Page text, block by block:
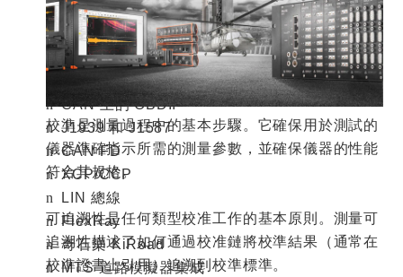
可以捕獲數據並將其與其他數據源（如類比、視
頻、GNSS等）並行同步。Dewesoft X支援的汽
車介面包括：
總線
n CAN上的OBDII
n J1939和J1587
n CAN FD
n XCP/CCP
n LIN 總線
n FlexRay
n 奇石樂KiRoad
n MTS道路模擬器集成
校準是測量過程中的基本步驟。它確保用於測試的
儀器準確指示所需的測量參數，並確保儀器的性能
符合其規格。
可追溯性是任何類型校准工作的基本原則。測量可
追溯性描述了如何通過校准鏈將校準結果（通常在
校準證書上引用）追溯到校準標準。